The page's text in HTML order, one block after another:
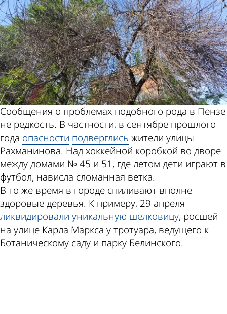
Сообщения о проблемах подобного рода в Пензе
не редкость. В частности, в сентябре прошлого
года опасности подверглись жители улицы
Рахманинова. Над хоккейной коробкой во дворе
между домами № 45 и 51, где летом дети играют в
футбол, нависла сломанная ветка.
В то же время в городе спиливают вполне
здоровые деревья. К примеру, 29 апреля
ликвидировали уникальную шелковицу, росшей
на улице Карла Маркса у тротуара, ведущего к
Ботаническому саду и парку Белинского.